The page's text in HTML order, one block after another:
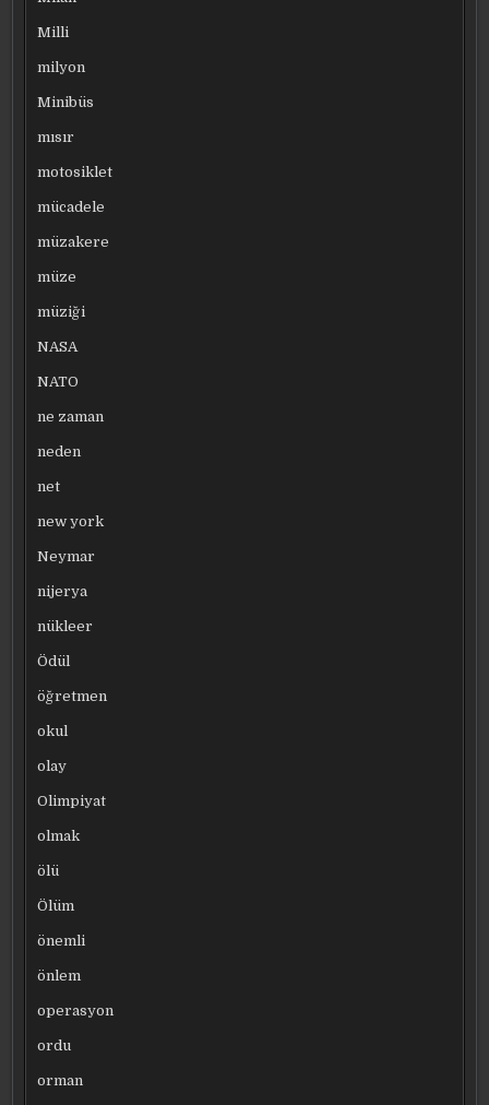
Milli
milyon
Minibüs
mısır
motosiklet
mücadele
müzakere
müze
müziği
NASA
NATO
ne zaman
neden
net
new york
Neymar
nijerya
nükleer
Ödül
öğretmen
okul
olay
Olimpiyat
olmak
ölü
Ölüm
önemli
önlem
operasyon
ordu
orman